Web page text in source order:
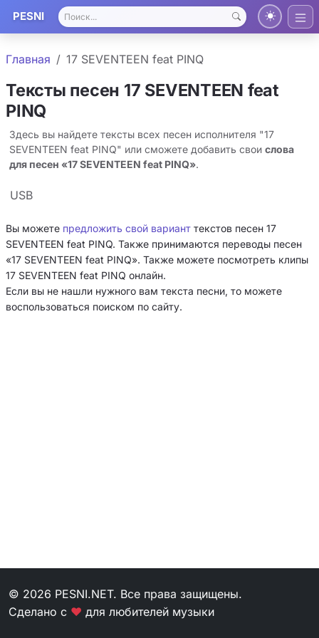
PESNI
Главная 17 SEVENTEEN feat PINQ
Тексты песен 17 SEVENTEEN feat
PINQ
Здесь вы найдете тексты всех песен исполнителя "17
SEVENTEEN feat PINQ" или сможете добавить свои слова
для песен «17 SEVENTEEN feat PINQ».
USB
Вы можете предложить свой вариант текстов песен 17
SEVENTEEN feat PINQ. Также принимаются переводы песен
«17 SEVENTEEN feat PINQ». Также можете посмотреть клипы
17 SEVENTEEN feat PINQ онлайн.
Если вы не нашли нужного вам текста песни, то можете
воспользоваться поиском по сайту.
© 2026 PESNI.NET. Все права защищены.
Сделано с ❤ для любителей музыки